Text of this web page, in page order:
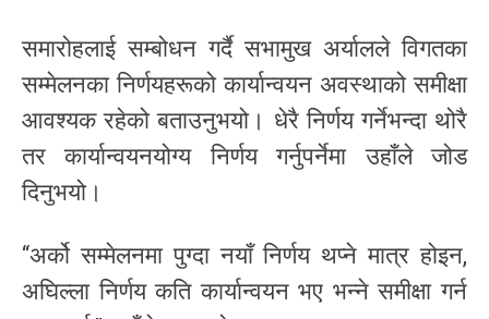
समारोहलाई सम्बोधन गर्दै सभामुख अर्यालले विगतका
सम्मेलनका निर्णयहरूको कार्यान्वयन अवस्थाको समीक्षा
आवश्यक रहेको बताउनुभयो। धेरै निर्णय गर्नेभन्दा थोरै
तर कार्यान्वयनयोग्य निर्णय गर्नुपर्नेमा उहाँले जोड
दिनुभयो।
“अर्को सम्मेलनमा पुग्दा नयाँ निर्णय थप्ने मात्र होइन,
अघिल्ला निर्णय कति कार्यान्वयन भए भन्ने समीक्षा गर्न